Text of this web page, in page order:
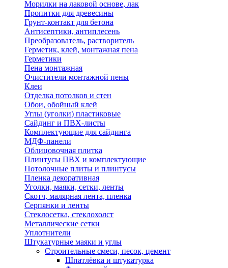
Морилки на лаковой основе, лак
Пропитки для древесины
Грунт-контакт для бетона
Антисептики, антиплесень
Преобразователь, растворитель
Герметик, клей, монтажная пена
Герметики
Пена монтажная
Очистители монтажной пены
Клеи
Отделка потолков и стен
Обои, обойный клей
Углы (уголки) пластиковые
Сайдинг и ПВХ-листы
Комплектующие для сайдинга
МДФ-панели
Облицовочная плитка
Плинтусы ПВХ и комплектующие
Потолочные плиты и плинтусы
Пленка декоративная
Уголки, маяки, сетки, ленты
Скотч, малярная лента, пленка
Серпянки и ленты
Стеклосетка, стеклохолст
Металлические сетки
Уплотнители
Штукатурные маяки и углы
Строительные смеси, песок, цемент
Шпатлёвка и штукатурка